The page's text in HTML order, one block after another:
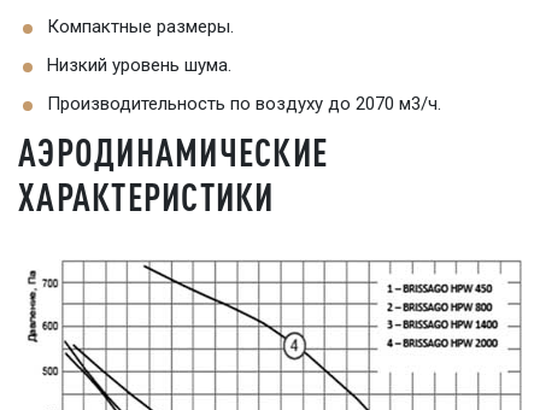
Компактные размеры.
Низкий уровень шума.
Производительность по воздуху до 2070 м3/ч.
АЭРОДИНАМИЧЕСКИЕ
ХАРАКТЕРИСТИКИ